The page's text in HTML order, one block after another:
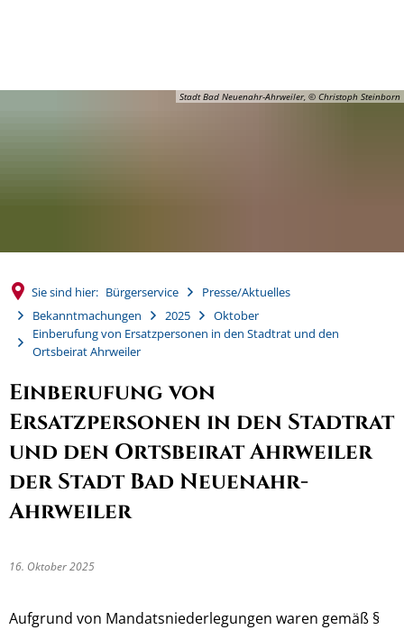
Stadt Bad Neuenahr-Ahrweiler, © Christoph Steinborn
Sie sind hier: Bürgerservice
Presse/Aktuelles
Bekanntmachungen
2025
Oktober
Einberufung von Ersatzpersonen in den Stadtrat und den
Ortsbeirat Ahrweiler
Einberufung von
Ersatzpersonen in den Stadtrat
und den Ortsbeirat Ahrweiler
der Stadt Bad Neuenahr-
Ahrweiler
16. Oktober 2025
Aufgrund von Mandatsniederlegungen waren gemäß §